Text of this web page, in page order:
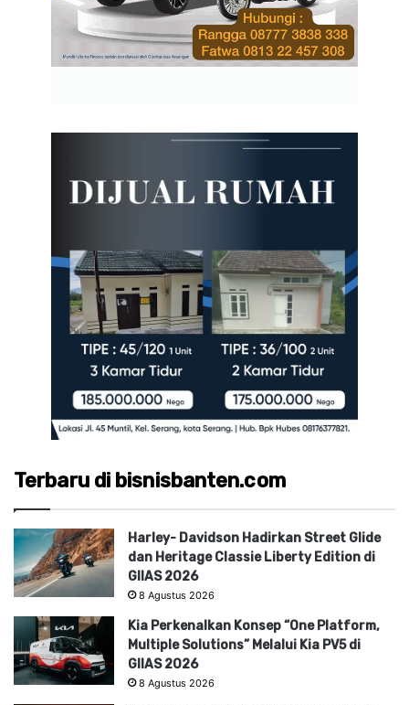
Terbaru di bisnisbanten.com
Harley- Davidson Hadirkan Street Glide
dan Heritage Classie Liberty Edition di
GIIAS 2026
8 Agustus 2026
Kia Perkenalkan Konsep “One Platform,
Multiple Solutions” Melalui Kia PV5 di
GIIAS 2026
8 Agustus 2026